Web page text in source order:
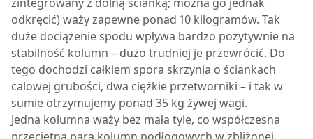
odkręcić) waży zapewne ponad 10 kilogramów. Tak
duże dociążenie spodu wpływa bardzo pozytywnie na
stabilność kolumn – dużo trudniej je przewrócić. Do
tego dochodzi całkiem spora skrzynia o ściankach
calowej grubości, dwa ciężkie przetworniki – i tak w
sumie otrzymujemy ponad 35 kg żywej wagi.
Jedna kolumna waży bez mała tyle, co współczesna